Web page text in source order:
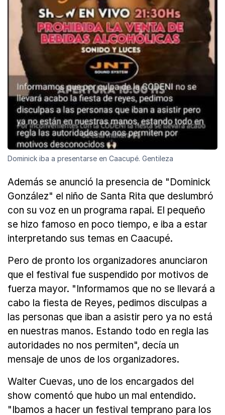
Dominick iba a presentarse en Caacupé. Gentileza
Además se anunció la presencia de "Dominick
González" el niño de Santa Rita que deslumbró
con su voz en un programa rapai. El pequeño
se hizo famoso en poco tiempo, e iba a estar
interpretando sus temas en Caacupé.
Pero de pronto los organizadores anunciaron
que el festival fue suspendido por motivos de
fuerza mayor. "Informamos que no se llevará a
cabo la fiesta de Reyes, pedimos disculpas a
las personas que iban a asistir pero ya no está
en nuestras manos. Estando todo en regla las
autoridades no nos permiten", decía un
mensaje de unos de los organizadores.
Walter Cuevas, uno de los encargados del
show comentó que hubo un mal entendido.
"Ibamos a hacer un festival temprano para los